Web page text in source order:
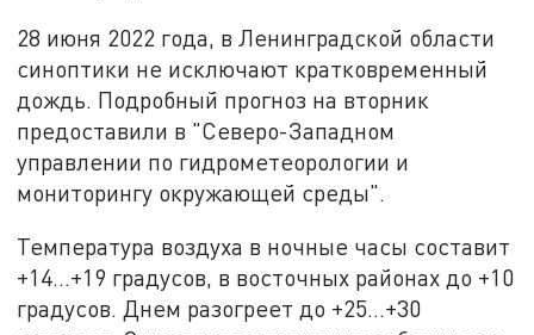
28 июня 2022 года, в Ленинградской области
синоптики не исключают кратковременный
дождь. Подробный прогноз на вторник
предоставили в "Северо-Западном
управлении по гидрометеорологии и
мониторингу окружающей среды".
Температура воздуха в ночные часы составит
+14...+19 градусов, в восточных районах до +10
градусов. Днем разогреет до +25...+30